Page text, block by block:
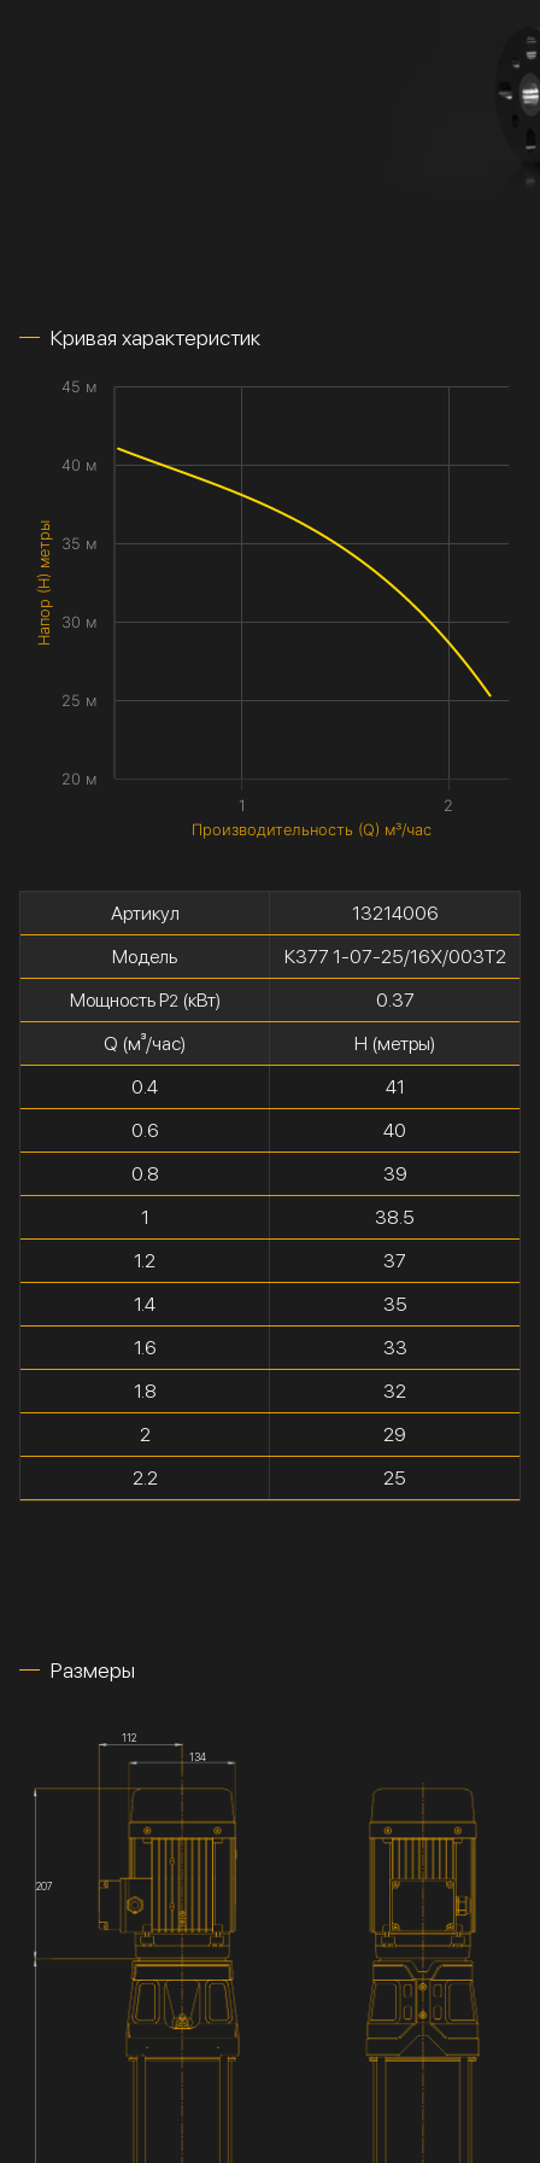
Кривая характеристик
Производительность (Q) м³/час
Напор (H) метры
1 2
20 м
25 м
30 м
35 м
40 м
45 м
Артикул
13214006
Модель
К377 1-07-25/16Х/003Т2
Мощность P2(кВт)
0.37
Q (м³/час)
H (метры)
0.4
41
0.6
40
0.8
39
1
38.5
1.2
37
1.4
35
1.6
33
1.8
32
2
29
2.2
25
Размеры
112
134
207